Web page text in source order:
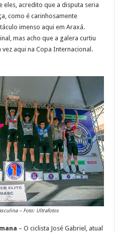
acredito que a disputa seria
como é carinhosamente
imenso aqui em Araxá.
mas acho que a galera curtiu
aqui na Copa Internacional.
– Foto: Ultrafotos
– O ciclista José Gabriel, atual